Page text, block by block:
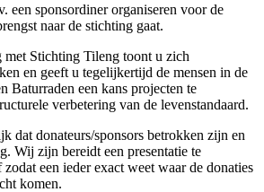
sponsordiner organiseren voor de
naar de stichting gaat.
Stichting Tileng toont u zich
en geeft u tegelijkertijd de mensen in de
Baturraden een kans projecten te
verbetering van de levenstandaard.
dat donateurs/sponsors betrokken zijn en
Wij zijn bereidt een presentatie te
een ieder exact weet waar de donaties
komen.